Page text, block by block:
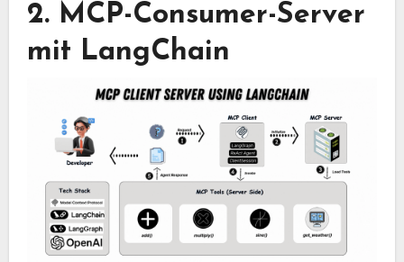
2. MCP-Consumer-Server
mit LangChain